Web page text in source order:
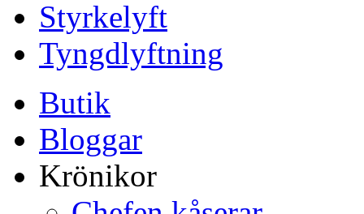
Styrkelyft
Tyngdlyftning
Butik
Bloggar
Krönikor